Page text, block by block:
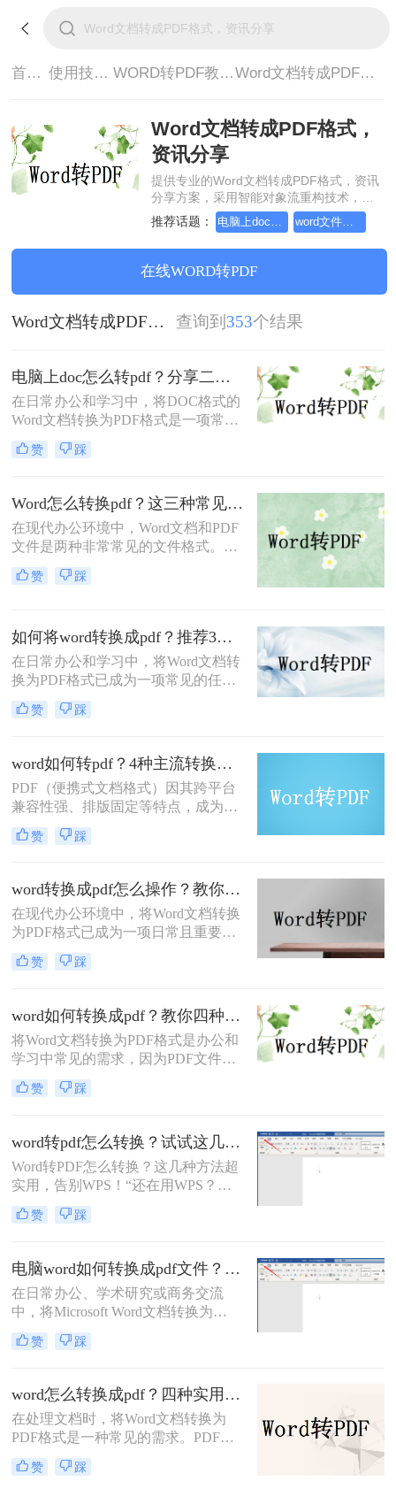
首页> 使用技巧> WORD转PDF教程> Word文档转成PDF格式，资讯分享
Word文档转成PDF格式，
资讯分享
提供专业的Word文档转成PDF格式，资讯
分享方案，采用智能对象流重构技术，确
保文档1:1高保真还原且排版不乱码。支持
一键批量处理，全链路 SSL 加密保障隐私
安全。助您快速实现Word文档转成PDF格
式，资讯分享，无需安装，高效办公。
推荐话题：
在线WORD转PDF
Word文档转成PDF格式，资讯分享 查询到 353个结果
电脑上doc怎么转pdf？分享二个高效转换方法！
在日常办公和学习中，将DOC格式的
Word文档转换为PDF格式是一项常见
的需求。PDF格式因其跨平台兼容
性、格式稳定性和安全性而备受青
文将介绍两种将DOC转换为PDF的方
法。
赞 踩
Word怎么转换pdf？这三种常见转换方法尝试下！
在现代办公环境中，Word文档和PDF
文件是两种非常常见的文件格式。
Word文档因其编辑灵活而广受欢迎，
而PDF文件则因为其跨平台的兼容性
见需求。那么Word怎么转换pdf呢？
本文将介绍三种常用的Word转PDF的
方法。
赞 踩
如何将word转换成pdf？推荐3种方法轻松转换！
在日常办公和学习中，将Word文档转
换为PDF格式已成为一项常见的任
务。PDF格式具有跨平台兼容性、格
式稳定性和安全性等优点，使得它在
著优势。那么如何将word转换成pdf
呢？本文将介绍三种将Word转换成
PDF的方法。
赞 踩
word如何转pdf？4种主流转换方法详解！
PDF（便携式文档格式）因其跨平台
兼容性强、排版固定等特点，成为文
档分享和打印的首选格式。那么word
如何转pdf呢？本文将详细介绍Word
转换任务。
赞 踩
word转换成pdf怎么操作？教你五种转换方法！
在现代办公环境中，将Word文档转换
为PDF格式已成为一项日常且重要的
操作。PDF格式不仅具有高度的兼容
性和稳定性，能够确保文档在不同设
局，还方便分享、分发，并能有效防
止文档内容被篡改。那么word转换成
pdf怎么操作呢？下面将详细介绍几种
将Word转换成PDF的方法。
赞 踩
word如何转换成pdf？教你四种常用方法！
将Word文档转换为PDF格式是办公和
学习中常见的需求，因为PDF文件具
有跨平台兼容性、良好的排版稳定性
和安全性。那么word如何转换成pdf
及其优缺点分析。
赞 踩
word转pdf怎么转换？试试这几种方法超实用！
Word转PDF怎么转换？这几种方法超
实用，告别WPS！“还在用WPS？这
些Word转PDF方法让你效率翻倍，安
全又精准！”作为一名从事电脑办公
场朋友问到一个问题：Word转PDF怎
么转换才能既高效又可靠？尤其是在
处理重要报告、合同或技术文档时，
大家总担心格式错乱、操作繁琐或数
据泄露。今天，小编就结合多年经
验，分享几种常用方法（排除
赞 踩
电脑word如何转换成pdf文件？揭秘4大高效方法，轻松搞定所有场景！
在日常办公、学术研究或商务交流
中，将Microsoft Word文档转换为
PDF（Portable Document Format，便
携式文档格式）已成为一项不可或缺
一致性、出色的安全性以及固定的排
版布局，赢得了全球用户的信赖。无
论是提交论文报告、发送商业合同，
还是分享个人简历，PDF都能确保接
收方看到的内容与您精心设计的完全
一致。那么电脑word如何转换成pdf文
赞 踩
word怎么转换成pdf？四种实用方法对比与实操指南（附详细表格）！
在处理文档时，将Word文档转换为
PDF格式是一种常见的需求。PDF格
式具有跨平台、保持原始格式等优
点，使得在不同设备和操作系统上查
赞 踩